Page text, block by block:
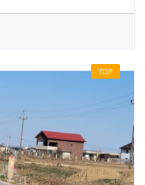
TOP